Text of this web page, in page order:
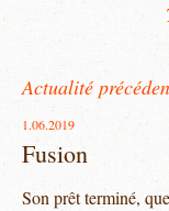
Actualité
1.06.2019
Fusion
Son prêt terminé,